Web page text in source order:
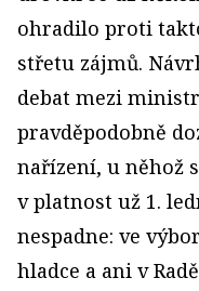
ohradilo proti
střetu zájmů.
debat mezi
pravděpodobně
nařízení, u něhož
v platnost už 1.
nespadne: ve
hladce a ani v